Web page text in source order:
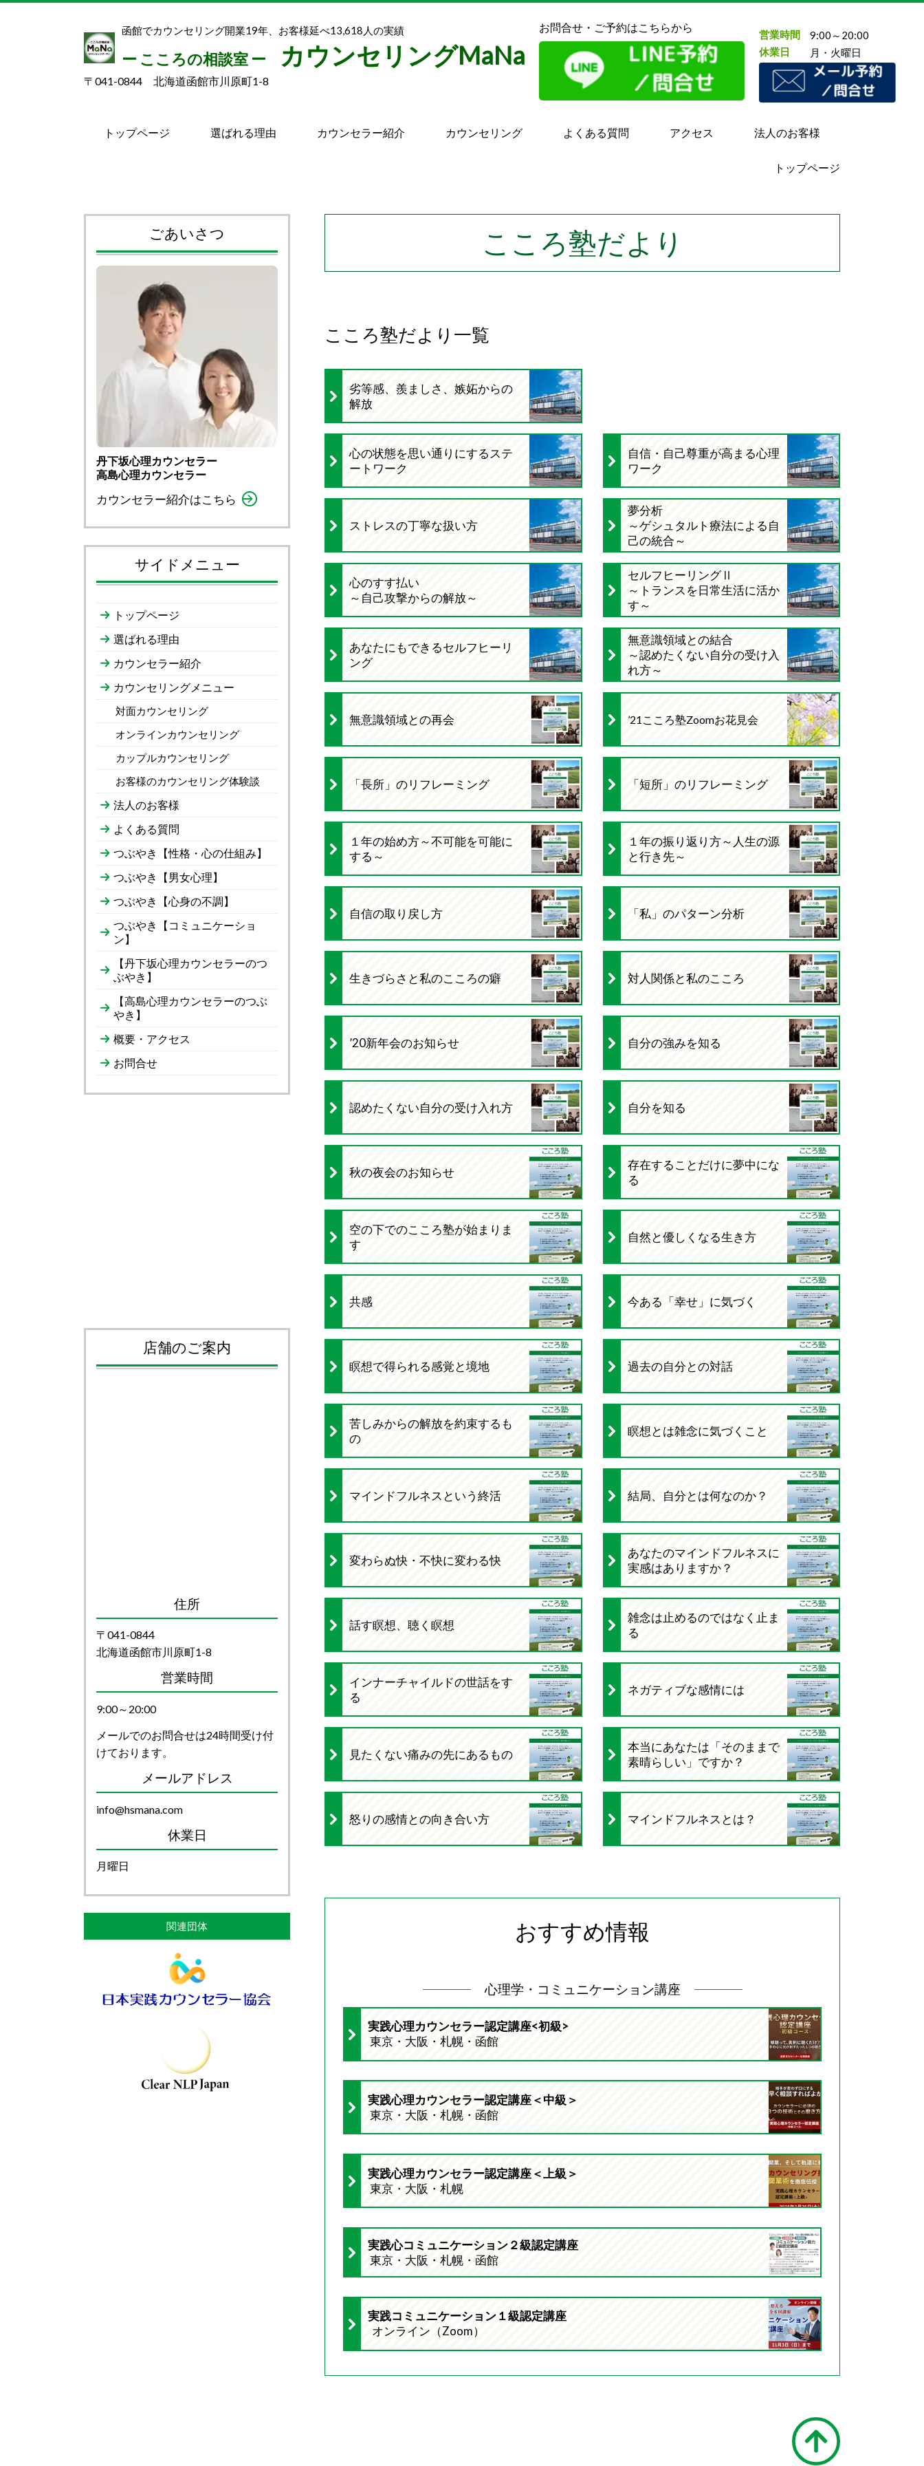
函館でカウンセリング開業19年、お客様延べ13,618人の実績
ー こころの相談室 ー カウンセリングMaNa
〒041-0844 北海道函館市川原町1-8
お問合せ・ご予約はこちらから
営業時間
9:00～20:00
休業日
月・火曜日
トップページ 選ばれる理由 カウンセラー紹介 カウンセリング よくある質問 アクセス 法人のお客様
トップページ
こころ塾だより
こころ塾だより一覧
劣等感、羨ましさ、嫉妬からの
解放
心の状態を思い通りにするステ
ートワーク
自信・自己尊重が高まる心理
ワーク
ストレスの丁寧な扱い方
夢分析
～ゲシュタルト療法による自
己の統合～
心のすす払い
～自己攻撃からの解放～
セルフヒーリングⅡ
～トランスを日常生活に活か
す～
あなたにもできるセルフヒーリ
ング
無意識領域との結合
～認めたくない自分の受け入
れ方～
無意識領域との再会 ’21こころ塾Zoomお花見会
「長所」のリフレーミング 「短所」のリフレーミング
１年の始め方～不可能を可能に
する～
１年の振り返り方～人生の源
と行き先～
自信の取り戻し方 「私」のパターン分析
生きづらさと私のこころの癖 対人関係と私のこころ
’20新年会のお知らせ 自分の強みを知る
認めたくない自分の受け入れ方 自分を知る
秋の夜会のお知らせ
存在することだけに夢中にな
る
空の下でのこころ塾が始まりま
す
自然と優しくなる生き方
共感 今ある「幸せ」に気づく
瞑想で得られる感覚と境地 過去の自分との対話
苦しみからの解放を約束するも
の
瞑想とは雑念に気づくこと
マインドフルネスという終活 結局、自分とは何なのか？
変わらぬ快・不快に変わる快
あなたのマインドフルネスに
実感はありますか？
話す瞑想、聴く瞑想
雑念は止めるのではなく止ま
る
インナーチャイルドの世話をす
る
ネガティブな感情には
見たくない痛みの先にあるもの
本当にあなたは「そのままで
素晴らしい」ですか？
怒りの感情との向き合い方 マインドフルネスとは？
おすすめ情報
心理学・コミュニケーション講座
実践心理カウンセラー認定講座<初級>
東京・大阪・札幌・函館
実践心理カウンセラー認定講座＜中級＞
東京・大阪・札幌・函館
実践心理カウンセラー認定講座＜上級＞
東京・大阪・札幌
実践心コミュニケーション２級認定講座
東京・大阪・札幌・函館
実践コミュニケーション１級認定講座
オンライン（Zoom）
ごあいさつ
丹下坂心理カウンセラー
高島心理カウンセラー
カウンセラー紹介はこちら
サイドメニュー
トップページ
選ばれる理由
カウンセラー紹介
カウンセリングメニュー
対面カウンセリング
オンラインカウンセリング
カップルカウンセリング
お客様のカウンセリング体験談
法人のお客様
よくある質問
つぶやき【性格・心の仕組み】
つぶやき【男女心理】
つぶやき【心身の不調】
つぶやき【コミュニケーショ
ン】
【丹下坂心理カウンセラーのつ
ぶやき】
【高島心理カウンセラーのつぶ
やき】
概要・アクセス
お問合せ
店舗のご案内
住所
〒041-0844
北海道函館市川原町1-8
営業時間
9:00～20:00
メールでのお問合せは24時間受け付
けております。
メールアドレス
info@hsmana.com
休業日
月曜日
関連団体